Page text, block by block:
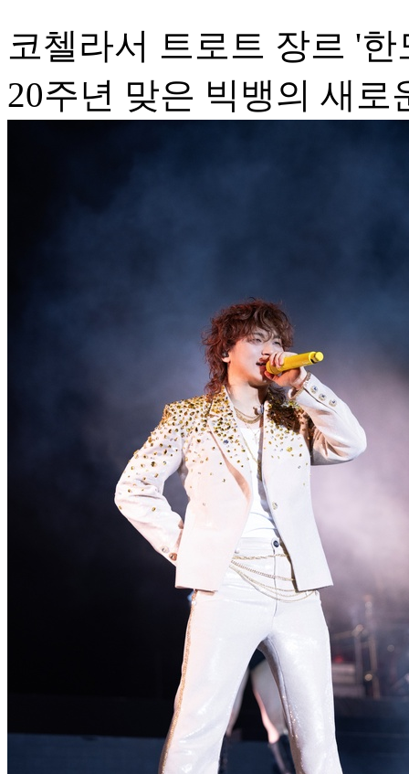
코첼라서 트로트 장르 '
20주년 맞은 빅뱅의 새로